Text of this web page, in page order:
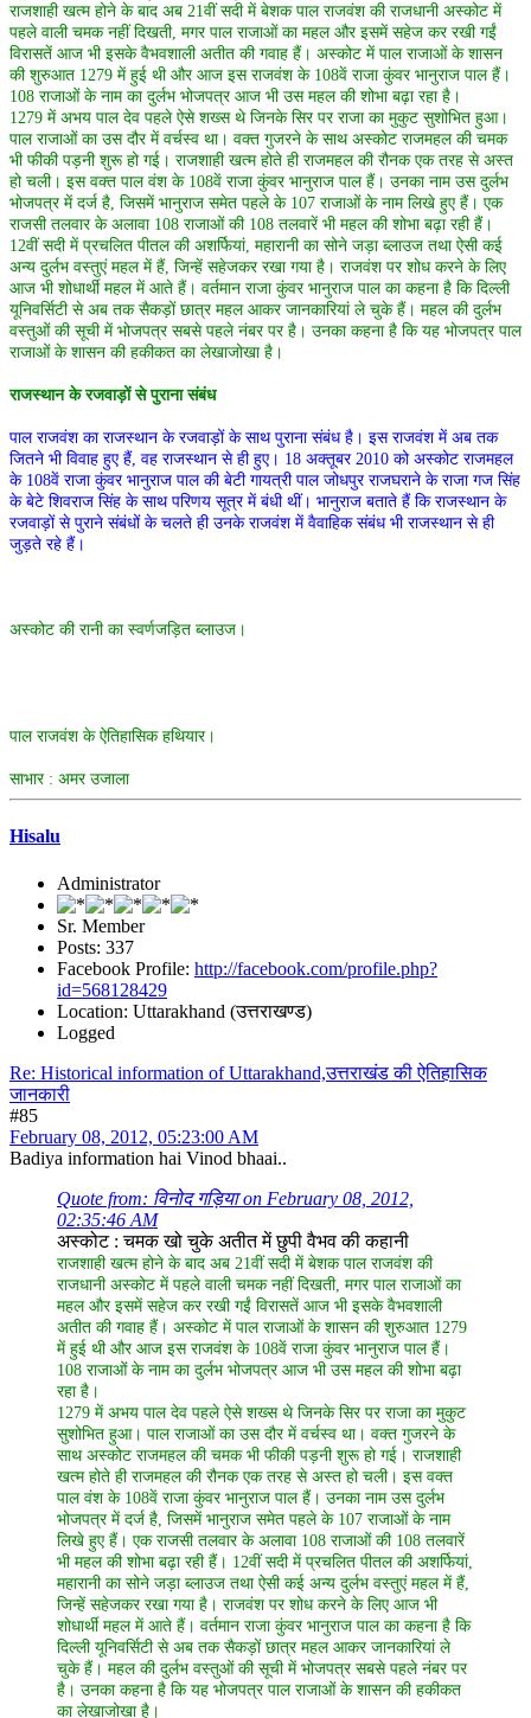
राजशाही खत्म होने के बाद अब 21वीं सदी में बेशक पाल राजवंश की राजधानी अस्कोट में
पहले वाली चमक नहीं दिखती, मगर पाल राजाओं का महल और इसमें सहेज कर रखी गईं
विरासतें आज भी इसके वैभवशाली अतीत की गवाह हैं। अस्कोट में पाल राजाओं के शासन
की शुरुआत 1279 में हुई थी और आज इस राजवंश के 108वें राजा कुंवर भानुराज पाल हैं।
108 राजाओं के नाम का दुर्लभ भोजपत्र आज भी उस महल की शोभा बढ़ा रहा है।
1279 में अभय पाल देव पहले ऐसे शख्स थे जिनके सिर पर राजा का मुकुट सुशोभित हुआ।
पाल राजाओं का उस दौर में वर्चस्व था। वक्त गुजरने के साथ अस्कोट राजमहल की चमक
भी फीकी पड़नी शुरू हो गई। राजशाही खत्म होते ही राजमहल की रौनक एक तरह से अस्त
हो चली। इस वक्त पाल वंश के 108वें राजा कुंवर भानुराज पाल हैं। उनका नाम उस दुर्लभ
भोजपत्र में दर्ज है, जिसमें भानुराज समेत पहले के 107 राजाओं के नाम लिखे हुए हैं। एक
राजसी तलवार के अलावा 108 राजाओं की 108 तलवारें भी महल की शोभा बढ़ा रही हैं।
12वीं सदी में प्रचलित पीतल की अशर्फियां, महारानी का सोने जड़ा ब्लाउज तथा ऐसी कई
अन्य दुर्लभ वस्तुएं महल में हैं, जिन्हें सहेजकर रखा गया है। राजवंश पर शोध करने के लिए
आज भी शोधार्थी महल में आते हैं। वर्तमान राजा कुंवर भानुराज पाल का कहना है कि दिल्ली
यूनिवर्सिटी से अब तक सैकड़ों छात्र महल आकर जानकारियां ले चुके हैं। महल की दुर्लभ
वस्तुओं की सूची में भोजपत्र सबसे पहले नंबर पर है। उनका कहना है कि यह भोजपत्र पाल
राजाओं के शासन की हकीकत का लेखाजोखा है।
राजस्थान के रजवाड़ों से पुराना संबंध
पाल राजवंश का राजस्थान के रजवाड़ों के साथ पुराना संबंध है। इस राजवंश में अब तक
जितने भी विवाह हुए हैं, वह राजस्थान से ही हुए। 18 अक्तूबर 2010 को अस्कोट राजमहल
के 108वें राजा कुंवर भानुराज पाल की बेटी गायत्री पाल जोधपुर राजघराने के राजा गज सिंह
के बेटे शिवराज सिंह के साथ परिणय सूत्र में बंधी थीं। भानुराज बताते हैं कि राजस्थान के
रजवाड़ों से पुराने संबंधों के चलते ही उनके राजवंश में वैवाहिक संबंध भी राजस्थान से ही
जुड़ते रहे हैं।
अस्कोट की रानी का स्वर्णजड़ित ब्लाउज।
पाल राजवंश के ऐतिहासिक हथियार।
साभार : अमर उजाला
Hisalu
Administrator
Sr. Member
Posts: 337
Facebook Profile: http://facebook.com/profile.php?
id=568128429
Location: Uttarakhand (उत्तराखण्ड)
Logged
Re: Historical information of Uttarakhand,उत्तराखंड की ऐतिहासिक
जानकारी
#85
February 08, 2012, 05:23:00 AM
Badiya information hai Vinod bhaai..
Quote from: विनोद गड़िया on February 08, 2012,
02:35:46 AM
अस्कोट : चमक खो चुके अतीत में छुपी वैभव की कहानी
राजशाही खत्म होने के बाद अब 21वीं सदी में बेशक पाल राजवंश की
राजधानी अस्कोट में पहले वाली चमक नहीं दिखती, मगर पाल राजाओं का
महल और इसमें सहेज कर रखी गईं विरासतें आज भी इसके वैभवशाली
अतीत की गवाह हैं। अस्कोट में पाल राजाओं के शासन की शुरुआत 1279
में हुई थी और आज इस राजवंश के 108वें राजा कुंवर भानुराज पाल हैं।
108 राजाओं के नाम का दुर्लभ भोजपत्र आज भी उस महल की शोभा बढ़ा
रहा है।
1279 में अभय पाल देव पहले ऐसे शख्स थे जिनके सिर पर राजा का मुकुट
सुशोभित हुआ। पाल राजाओं का उस दौर में वर्चस्व था। वक्त गुजरने के
साथ अस्कोट राजमहल की चमक भी फीकी पड़नी शुरू हो गई। राजशाही
खत्म होते ही राजमहल की रौनक एक तरह से अस्त हो चली। इस वक्त
पाल वंश के 108वें राजा कुंवर भानुराज पाल हैं। उनका नाम उस दुर्लभ
भोजपत्र में दर्ज है, जिसमें भानुराज समेत पहले के 107 राजाओं के नाम
लिखे हुए हैं। एक राजसी तलवार के अलावा 108 राजाओं की 108 तलवारें
भी महल की शोभा बढ़ा रही हैं। 12वीं सदी में प्रचलित पीतल की अशर्फियां,
महारानी का सोने जड़ा ब्लाउज तथा ऐसी कई अन्य दुर्लभ वस्तुएं महल में हैं,
जिन्हें सहेजकर रखा गया है। राजवंश पर शोध करने के लिए आज भी
शोधार्थी महल में आते हैं। वर्तमान राजा कुंवर भानुराज पाल का कहना है कि
दिल्ली यूनिवर्सिटी से अब तक सैकड़ों छात्र महल आकर जानकारियां ले
चुके हैं। महल की दुर्लभ वस्तुओं की सूची में भोजपत्र सबसे पहले नंबर पर
है। उनका कहना है कि यह भोजपत्र पाल राजाओं के शासन की हकीकत
का लेखाजोखा है।